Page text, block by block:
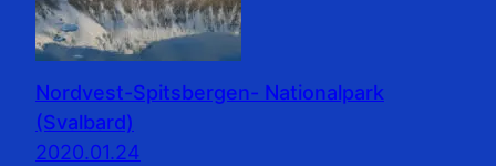
Nordvest-Spitsbergen- Nationalpark
(Svalbard)
2020.01.24